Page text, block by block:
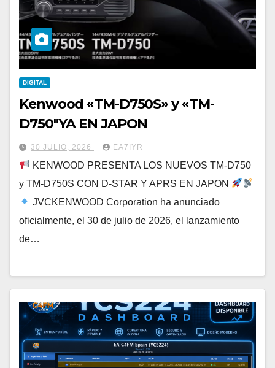
DIGITAL
Kenwood «TM-D750S» y «TM-
D750″YA EN JAPON
30 JULIO, 2026 EA7IYR
KENWOOD PRESENTA LOS NUEVOS TM-D750
y TM-D750S CON D-STAR Y APRS EN JAPON
JVCKENWOOD Corporation ha anunciado
oficialmente, el 30 de julio de 2026, el lanzamiento
de…